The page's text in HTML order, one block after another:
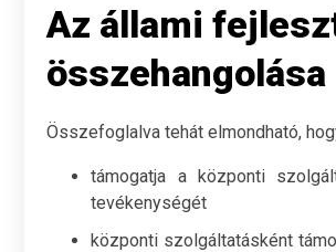
Az állami
összehangolása
Összefoglalva tehát elmondható,
támogatja a központi
tevékenységét
központi szolgáltatásként